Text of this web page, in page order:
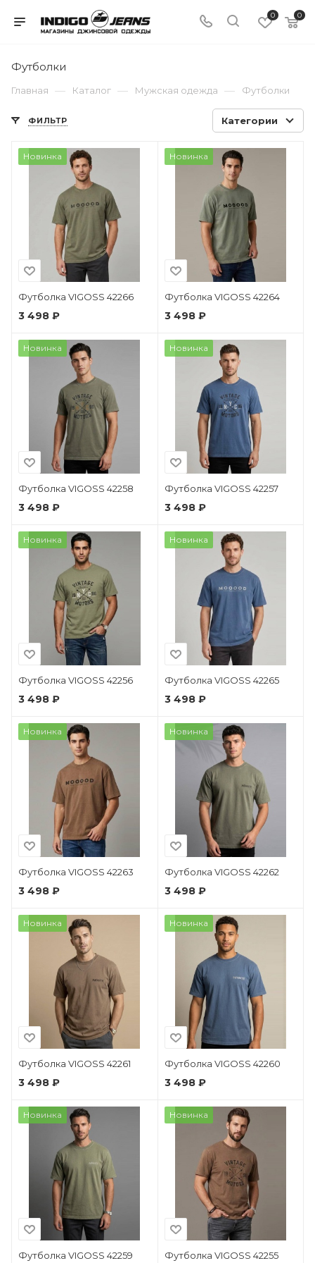
0 0
Футболки
Главная — Каталог — Мужская одежда — Футболки
ФИЛЬТР Категории
Новинка
Футболка VIGOSS 42266
3 498 ₽
Новинка
Футболка VIGOSS 42264
3 498 ₽
Новинка
Футболка VIGOSS 42258
3 498 ₽
Новинка
Футболка VIGOSS 42257
3 498 ₽
Новинка
Футболка VIGOSS 42256
3 498 ₽
Новинка
Футболка VIGOSS 42265
3 498 ₽
Новинка
Футболка VIGOSS 42263
3 498 ₽
Новинка
Футболка VIGOSS 42262
3 498 ₽
Новинка
Футболка VIGOSS 42261
3 498 ₽
Новинка
Футболка VIGOSS 42260
3 498 ₽
Новинка
Футболка VIGOSS 42259
Новинка
Футболка VIGOSS 42255